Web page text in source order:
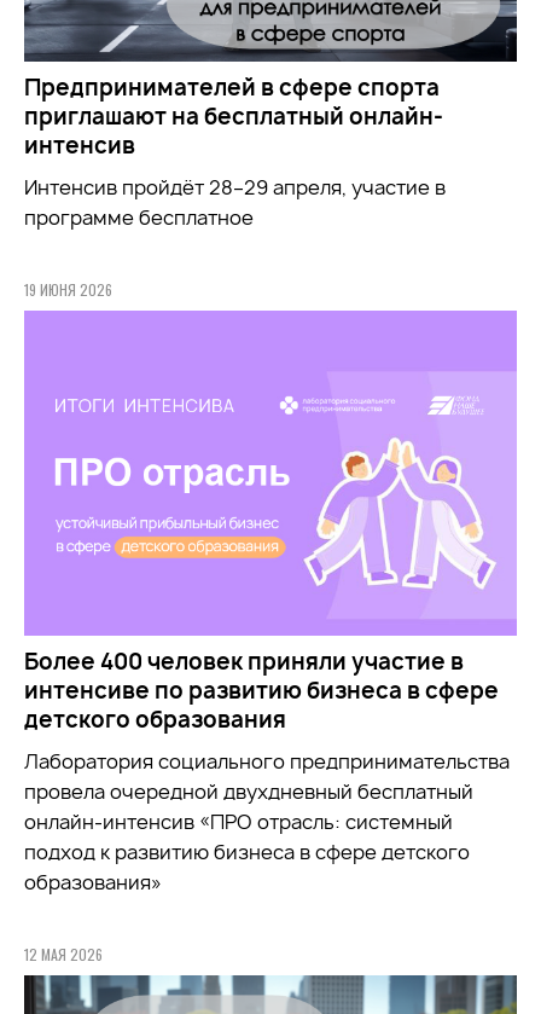
Предпринимателей в сфере спорта
приглашают на бесплатный онлайн-
интенсив
Интенсив пройдёт 28–29 апреля, участие в
программе бесплатное
19 ИЮНЯ 2026
Более 400 человек приняли участие в
интенсиве по развитию бизнеса в сфере
детского образования
Лаборатория социального предпринимательства
провела очередной двухдневный бесплатный
онлайн-интенсив «ПРО отрасль: системный
подход к развитию бизнеса в сфере детского
образования»
12 МАЯ 2026